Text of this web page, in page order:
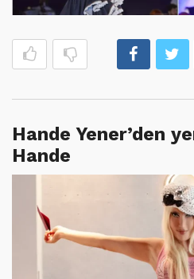
Hande Yener’den
Hande